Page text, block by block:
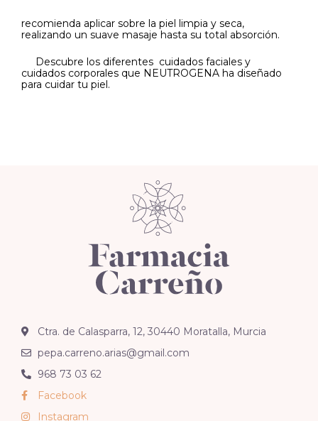
recomienda aplicar sobre la piel limpia y seca,
realizando un suave masaje hasta su total absorción.
Descubre los diferentes cuidados faciales y
cuidados corporales que NEUTROGENA ha diseñado
para cuidar tu piel.
Ctra. de Calasparra, 12, 30440 Moratalla, Murcia
pepa.carreno.arias@gmail.com
968 73 03 62
Facebook
Instagram